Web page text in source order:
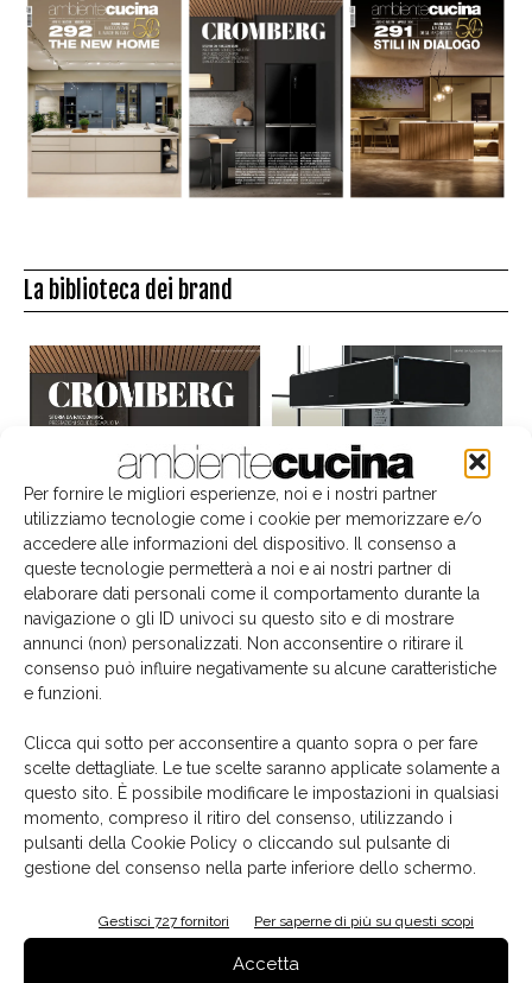
Per fornire le migliori esperienze, noi e i nostri partner
utilizziamo tecnologie come i cookie per memorizzare e/o
accedere alle informazioni del dispositivo. Il consenso a
queste tecnologie permetterà a noi e ai nostri partner di
elaborare dati personali come il comportamento durante la
navigazione o gli ID univoci su questo sito e di mostrare
annunci (non) personalizzati. Non acconsentire o ritirare il
consenso può influire negativamente su alcune caratteristiche
e funzioni.
Clicca qui sotto per acconsentire a quanto sopra o per fare
scelte dettagliate. Le tue scelte saranno applicate solamente a
questo sito. È possibile modificare le impostazioni in qualsiasi
momento, compreso il ritiro del consenso, utilizzando i
pulsanti della Cookie Policy o cliccando sul pulsante di
gestione del consenso nella parte inferiore dello schermo.
Gestisci 727 fornitori Per saperne di più su questi scopi
Accetta
La biblioteca dei brand